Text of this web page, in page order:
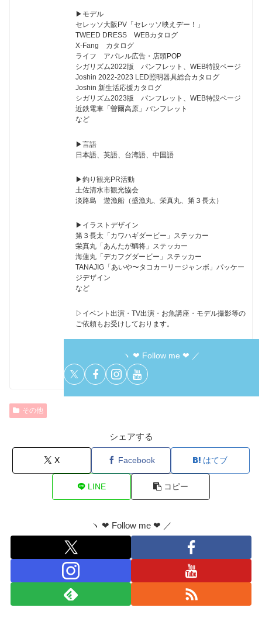
▶︎モデル
セレッソ大阪PV「セレッソ映えデー！」
TWEED DRESS WEBカタログ
X-Fang カタログ
ライフ アパレル広告・店頭POP
シガリズム2022版 パンフレット、WEB特設ページ
Joshin 2022-2023 LED照明器具総合カタログ
Joshin 新生活応援カタログ
シガリズム2023版 パンフレット、WEB特設ページ
近鉄電車「曽爾高原」パンフレット
など
▶︎言語
日本語、英語、台湾語、中国語
▶︎釣り観光PR活動
土佐清水市観光協会
淡路島 遊漁船（盛漁丸、栄真丸、第３長太）
▶︎イラストデザイン
第３長太「カワハギダービー」ステッカー
栄真丸「あんたが鯛将」ステッカー
海蓮丸「デカフグダービー」ステッカー
TANAJIG「あいや〜タコカーリージャンボ」パッケー
ジデザイン
など
▷イベント出演・TV出演・お魚講座・モデル撮影等の
ご依頼もお受けしております。
ヽ ❤︎ Follow me ❤︎ ／
その他
シェアする
X Facebook はてブ
LINE コピー
ヽ ❤︎ Follow me ❤︎ ／